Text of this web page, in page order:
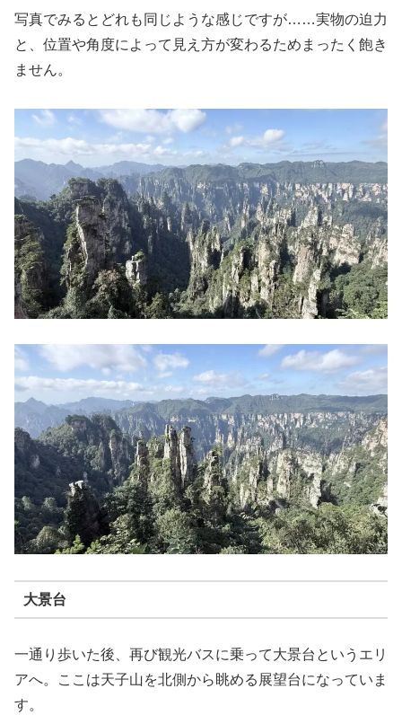
写真でみるとどれも同じような感じですが……実物の迫力
と、位置や角度によって見え方が変わるためまったく飽き
ません。
大景台
一通り歩いた後、再び観光バスに乗って大景台というエリ
アへ。ここは天子山を北側から眺める展望台になっていま
す。